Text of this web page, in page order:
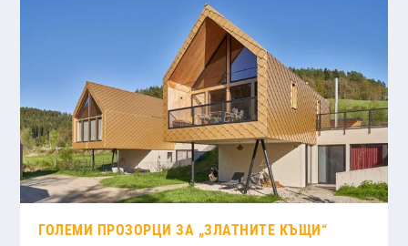
ГОЛЕМИ ПРОЗОРЦИ ЗА „ЗЛАТНИТЕ КЪЩИ“